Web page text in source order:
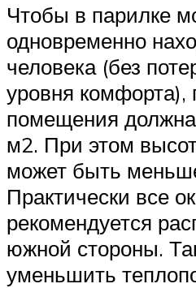
Чтобы в парилке
одновременно
человека (без
уровня
помещения должна
м2. При этом
может быть
Практически все
рекомендуется
южной стороны.
уменьшить